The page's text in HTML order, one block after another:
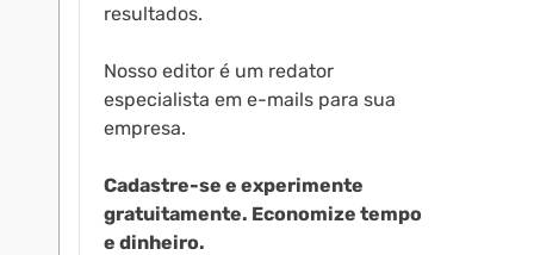
resultados.
Nosso editor é um redator
especialista em e-mails para sua
empresa.
Cadastre-se e experimente
gratuitamente. Economize tempo
e dinheiro.